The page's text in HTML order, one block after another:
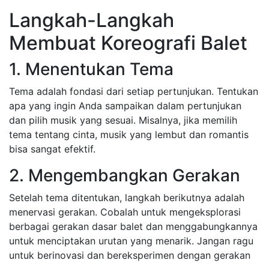
Langkah-Langkah
Membuat Koreografi Balet
1. Menentukan Tema
Tema adalah fondasi dari setiap pertunjukan. Tentukan
apa yang ingin Anda sampaikan dalam pertunjukan
dan pilih musik yang sesuai. Misalnya, jika memilih
tema tentang cinta, musik yang lembut dan romantis
bisa sangat efektif.
2. Mengembangkan Gerakan
Setelah tema ditentukan, langkah berikutnya adalah
menervasi gerakan. Cobalah untuk mengeksplorasi
berbagai gerakan dasar balet dan menggabungkannya
untuk menciptakan urutan yang menarik. Jangan ragu
untuk berinovasi dan bereksperimen dengan gerakan